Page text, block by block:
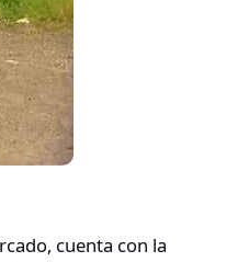
cuenta con la